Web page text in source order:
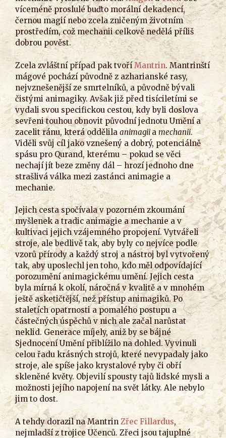
víceméně proslulé buďto morální dekadencí,
černou magií nebo zcela zničeným životním
prostředím, což mechanii celkově nedělá příliš
dobrou pověst.
Zcela zvláštní případ pak tvoříMantrin. Mantrinští
mágové pochází původně z azharianské rasy,
nejvznešenější ze smrtelníků, a původně bývali
čistými animagiky. Avšak již před tisíciletími se
vydali svou specifickou cestou, kdy byli doslova
sevřeni touhou obnovit původní jednotu Umění a
zacelit ránu, která oddělila animagii amechanii.
Viděli svůj cíl jako vznešený a dobrý, potenciálně
spásu pro Qurand, kterému – pokud se věci
nechají jít beze změny dál – hrozí jednoho dne
strašlivá válka mezi zastánci animagie a
mechanie.
Jejich cesta spočívala v pozorném zkoumání
myšlenek a tradic animagie a mechanie a v
kultivaci jejich vzájemného propojení. Vytvářeli
stroje, ale bedlivě tak, aby byly co nejvíce podle
vzorů přírody a každý stroj a nástroj byl vytvořený
tak, aby uposlechl jen toho, kdo měl odpovídající
porozumění animagickému umění. Jejich cesta
byla mírná k okolí, náročná v kvalitě a v mnohém
ještě asketičtější, než přístup animagiků. Po
staletích opatrnosti a pomalého postupu a
částečných úspěchů v nich ale začal narůstat
neklid. Generace míjely, aniž by se bájné
Sjednocení Umění přiblížilo na dohled. Vyvinuli
celou řadu krásných strojů, které nevypadaly jako
stroje, ale spíše jako krystalové ryby či obří
skleněné květy. Objevilí spousty tajů lidské mysli a
možnosti jejího napojení na svět látky. Ale nebylo
jim to dost.
A tehdy dorazil na Mantrin Zřec Fillardus,
nejmladší z trojice Učenců. Zřeci jsou tajuplné